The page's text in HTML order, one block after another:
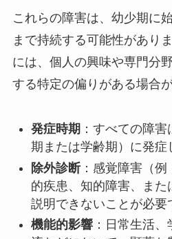
これらの障害は、幼少期に
まで持続する可能性があり
には、個人の興味や専門分
する特定の偏りがある場合が
発症時期 ：​すべての障
期または学齢期）に発症
除外診断：​感覚障害（例
的疾患、知的障害、ま
説明できないことが必要
機能的影響：​日常生活、